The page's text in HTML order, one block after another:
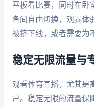
平板看比赛，同时在卧
备间自由切换，观赛体
被挤下线，或者需要为
稳定无限流量与
观看体育直播，尤其是
户。稳定无限的流量保